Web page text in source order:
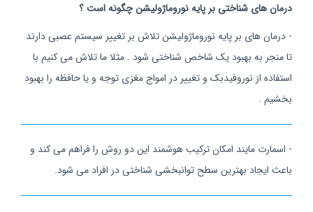
درمان های شناختی بر پایه نوروماژولیشن چگونه است ؟
- درمان های بر پایه نوروماژولیشن تلاش بر تغییر سیستم عصبی دارند
تا منجر به بهبود یک شاخص شناختی شود . مثلا ما تلاش می کنیم با
استفاده از نوروفیدبک و تغییر در امواج مغزی توجه و یا حافظه را بهبود
بخشیم .
- اسمارت مایند امکان ترکیب هوشمند این دو روش را فراهم می کند و
باعث ایجاد بهترین سطح توانبخشی شناختی در افراد می شود.